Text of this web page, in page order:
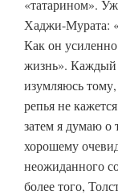
«татарином».
Хаджи-Мурата:
Как он
жизнь». Каждый
изумляюсь
репья не
затем я думаю
хорошему
неожиданного
более того,